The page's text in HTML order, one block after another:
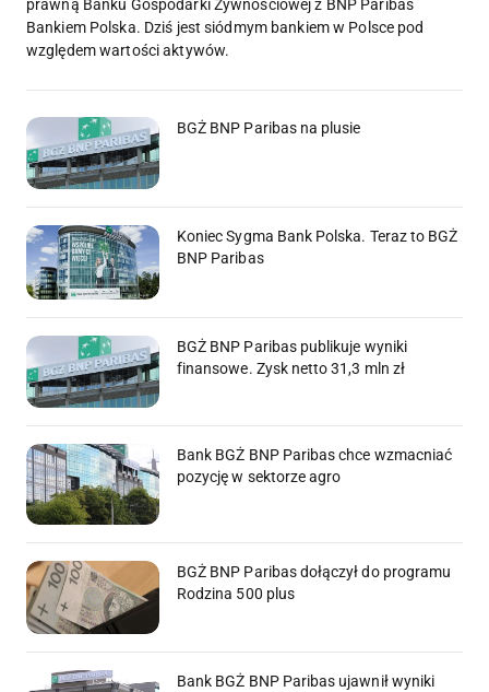
prawną Banku Gospodarki Żywnościowej z BNP Paribas
Bankiem Polska. Dziś jest siódmym bankiem w Polsce pod
względem wartości aktywów.
BGŻ BNP Paribas na plusie
Koniec Sygma Bank Polska. Teraz to BGŻ
BNP Paribas
BGŻ BNP Paribas publikuje wyniki
finansowe. Zysk netto 31,3 mln zł
Bank BGŻ BNP Paribas chce wzmacniać
pozycję w sektorze agro
BGŻ BNP Paribas dołączył do programu
Rodzina 500 plus
Bank BGŻ BNP Paribas ujawnił wyniki